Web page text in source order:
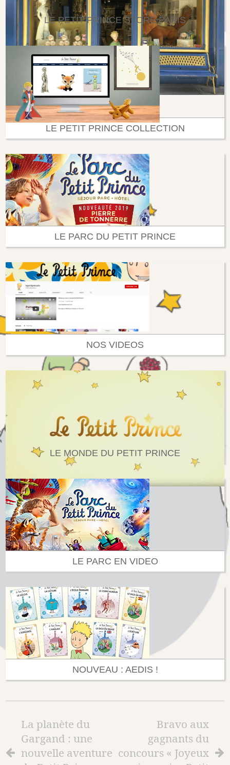
LE PETIT PRINCE STORE PARIS
LE PETIT PRINCE COLLECTION
LE PARC DU PETIT PRINCE
NOS VIDEOS
LE MONDE DU PETIT PRINCE
LE PARC EN VIDEO
NOUVEAU : AEDIS !
La planète du
Gargand : une
nouvelle aventure
Bravo aux
gagnants du
concours « Joyeux